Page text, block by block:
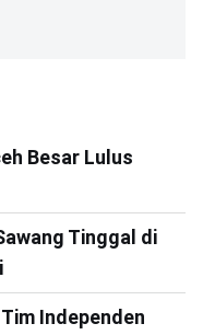
Besar Lulus
Tinggal di
Independen